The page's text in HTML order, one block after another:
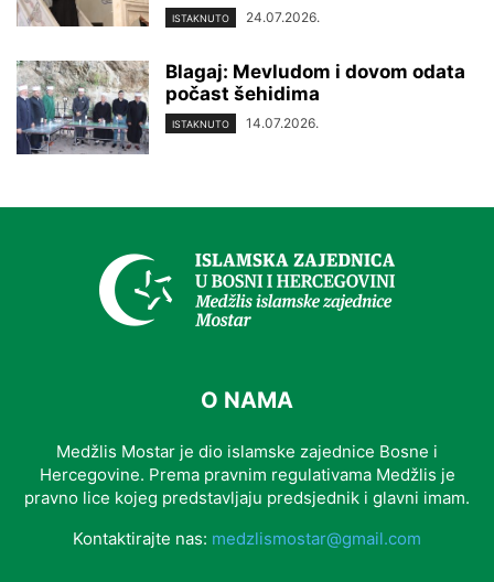
ISTAKNUTO 24.07.2026.
Blagaj: Mevludom i dovom odata
počast šehidima
ISTAKNUTO 14.07.2026.
O NAMA
Medžlis Mostar je dio islamske zajednice Bosne i
Hercegovine. Prema pravnim regulativama Medžlis je
pravno lice kojeg predstavljaju predsjednik i glavni imam.
Kontaktirajte nas: medzlismostar@gmail.com